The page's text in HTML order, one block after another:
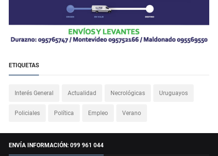
ETIQUETAS
Interés General Actualidad Necrológicas Uruguayos
Policiales Política Empleo Verano
ENVÍA INFORMACIÓN: 099 961 044